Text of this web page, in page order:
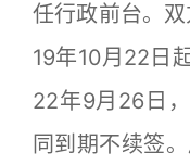
任行政前台。
19年10月22日
22年9月26日
同到期不续签